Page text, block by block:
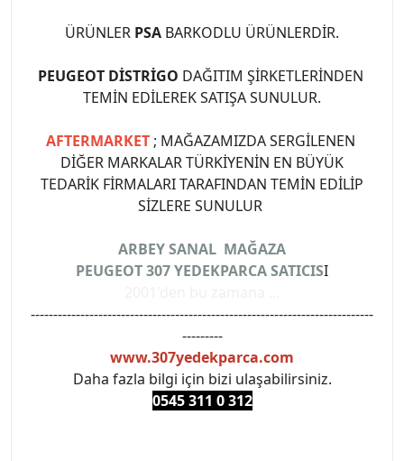
ÜRÜNLER PSA BARKODLU ÜRÜNLERDİR.
PEUGEOT DİSTRİGO DAĞITIM ŞİRKETLERİNDEN
TEMİN EDİLEREK SATIŞA SUNULUR.
AFTERMARKET ; MAĞAZAMIZDA SERGİLENEN
DİĞER MARKALAR TÜRKİYENİN EN BÜYÜK
TEDARİK FİRMALARI TARAFINDAN TEMİN EDİLİP
SİZLERE SUNULUR
ARBEY SANAL MAĞAZA
PEUGEOT 307 YEDEKPARCA SATICISI
----------------------------------------------------------------------------
---------
www.307yedekparca.com
Daha fazla bilgi için bizi ulaşabilirsiniz.
0545 311 0 312